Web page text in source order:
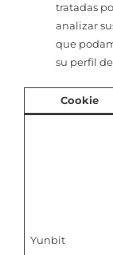
tratadas
analizar
que
su perfil
Cookie
Yunbit